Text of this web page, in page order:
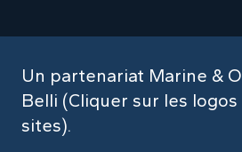
Un partenariat Marine &
Belli (Cliquer sur les
sites).